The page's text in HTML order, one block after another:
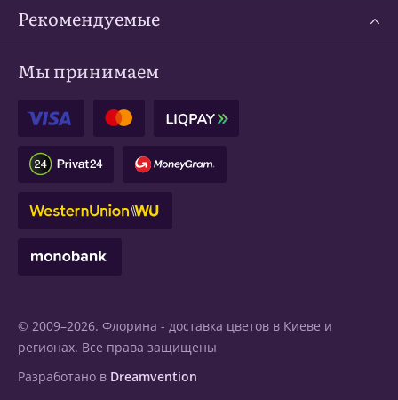
Рекомендуемые
Мы принимаем
© 2009–2026. Флорина - доставка цветов в Киеве и
регионах. Все права защищены
Разработано в Dreamvention